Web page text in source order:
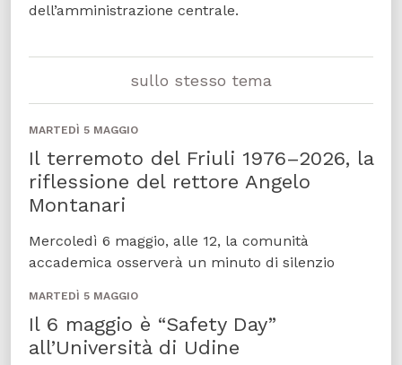
dell’amministrazione centrale.
sullo stesso tema
MARTEDÌ 5 MAGGIO
Il terremoto del Friuli 1976–2026, la
riflessione del rettore Angelo
Montanari
Mercoledì 6 maggio, alle 12, la comunità
accademica osserverà un minuto di silenzio
MARTEDÌ 5 MAGGIO
Il 6 maggio è “Safety Day”
all’Università di Udine